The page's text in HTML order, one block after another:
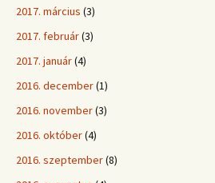
2017. március (3)
2017. február(3)
2017. január(4)
2016. december(1)
2016. november(3)
2016. október(4)
2016. szeptember(8)